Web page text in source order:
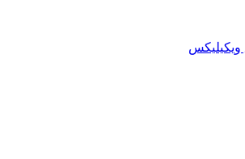
ويكيليكس